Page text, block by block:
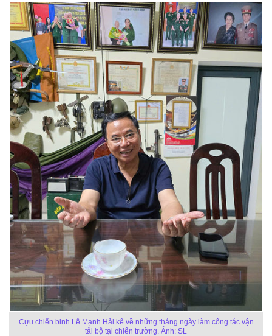
Cựu chiến binh Lê Mạnh Hải kể về những tháng ngày làm công tác vận
tải bộ tại chiến trường. Ảnh: SL